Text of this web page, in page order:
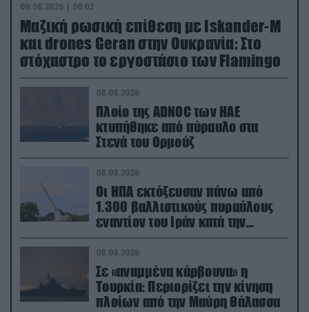
09.08.2026 | 00:02
Μαζική ρωσική επίθεση με Iskander-M
και drones Geran στην Ουκρανία: Στο
στόχαστρο το εργοστάσιο των Flamingo
08.08.2026
Πλοίο της ADNOC των ΗΑΕ
κτυπήθηκε από πύραυλο στα
Στενά του Ορμούζ
08.08.2026
Οι ΗΠΑ εκτόξευσαν πάνω από
1.300 βαλλιστικούς πυραύλους
εναντίον του Ιράν κατά την
διάρκεια του πολέμου
08.08.2026
Σε «αναμμένα κάρβουνα» η
Τουρκία: Περιορίζει την κίνηση
πλοίων από την Μαύρη Θάλασσα